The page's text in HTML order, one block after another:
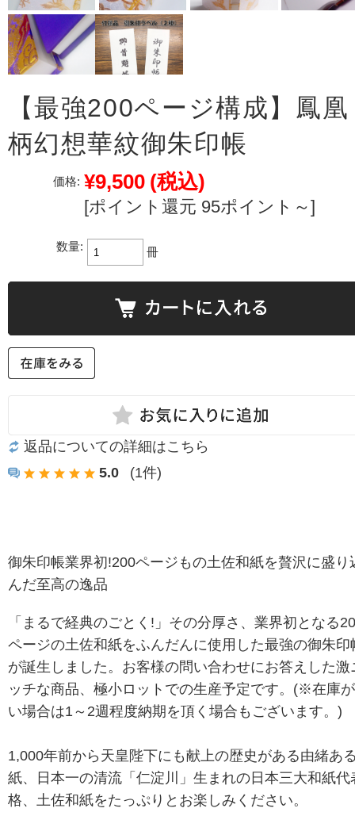
【最強200ページ構成】鳳凰
柄幻想華紋御朱印帳
価格: ¥9,500 (税込)
[ポイント還元 95ポイント～]
数量: 冊
返品についての詳細はこちら
5.0
(1件)
御朱印帳業界初!200ページもの土佐和紙を贅沢に盛り
んだ至高の逸品
「まるで経典のごとく!」その分厚さ、業界初となる
ページの土佐和紙をふんだんに使用した最強の御朱印
が誕生しました。お客様の問い合わせにお答えした激
ッチな商品、極小ロットでの生産予定です。(※在庫
い場合は1～2週程度納期を頂く場合もございます。)
1,000年前から天皇陛下にも献上の歴史がある由緒あ
紙、日本一の清流「仁淀川」生まれの日本三大和紙代
格、土佐和紙をたっぷりとお楽しみください。